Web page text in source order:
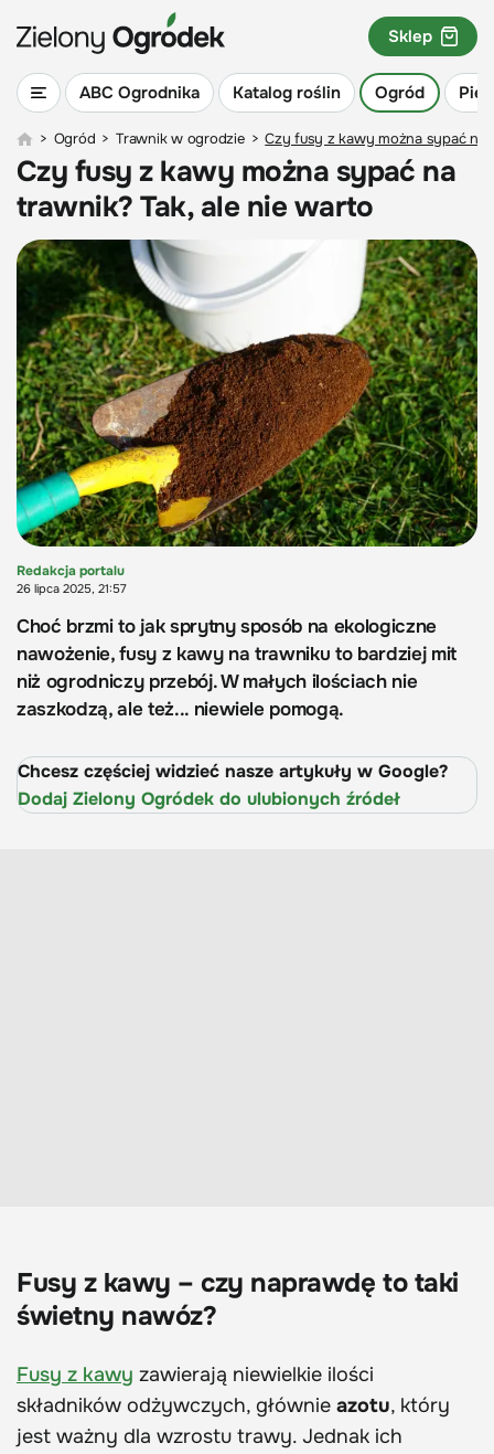
ABC Ogrodnika Katalog roślin Ogród
Sklep
> Ogród > Trawnik w ogrodzie > Czy fusy z kawy można sypać na
Czy fusy z kawy można sypać na
trawnik? Tak, ale nie warto
Redakcja portalu
26 lipca 2025, 21:57
Choć brzmi to jak sprytny sposób na ekologiczne
nawożenie, fusy z kawy na trawniku to bardziej mit
niż ogrodniczy przebój. W małych ilościach nie
zaszkodzą, ale też... niewiele pomogą.
Chcesz częściej widzieć nasze artykuły w Google?
Dodaj Zielony Ogródek do ulubionych źródeł
Fusy z kawy – czy naprawdę to taki
świetny nawóz?
Fusy z kawy zawierają niewielkie ilości
składników odżywczych, głównie azotu, który
jest ważny dla wzrostu trawy. Jednak ich